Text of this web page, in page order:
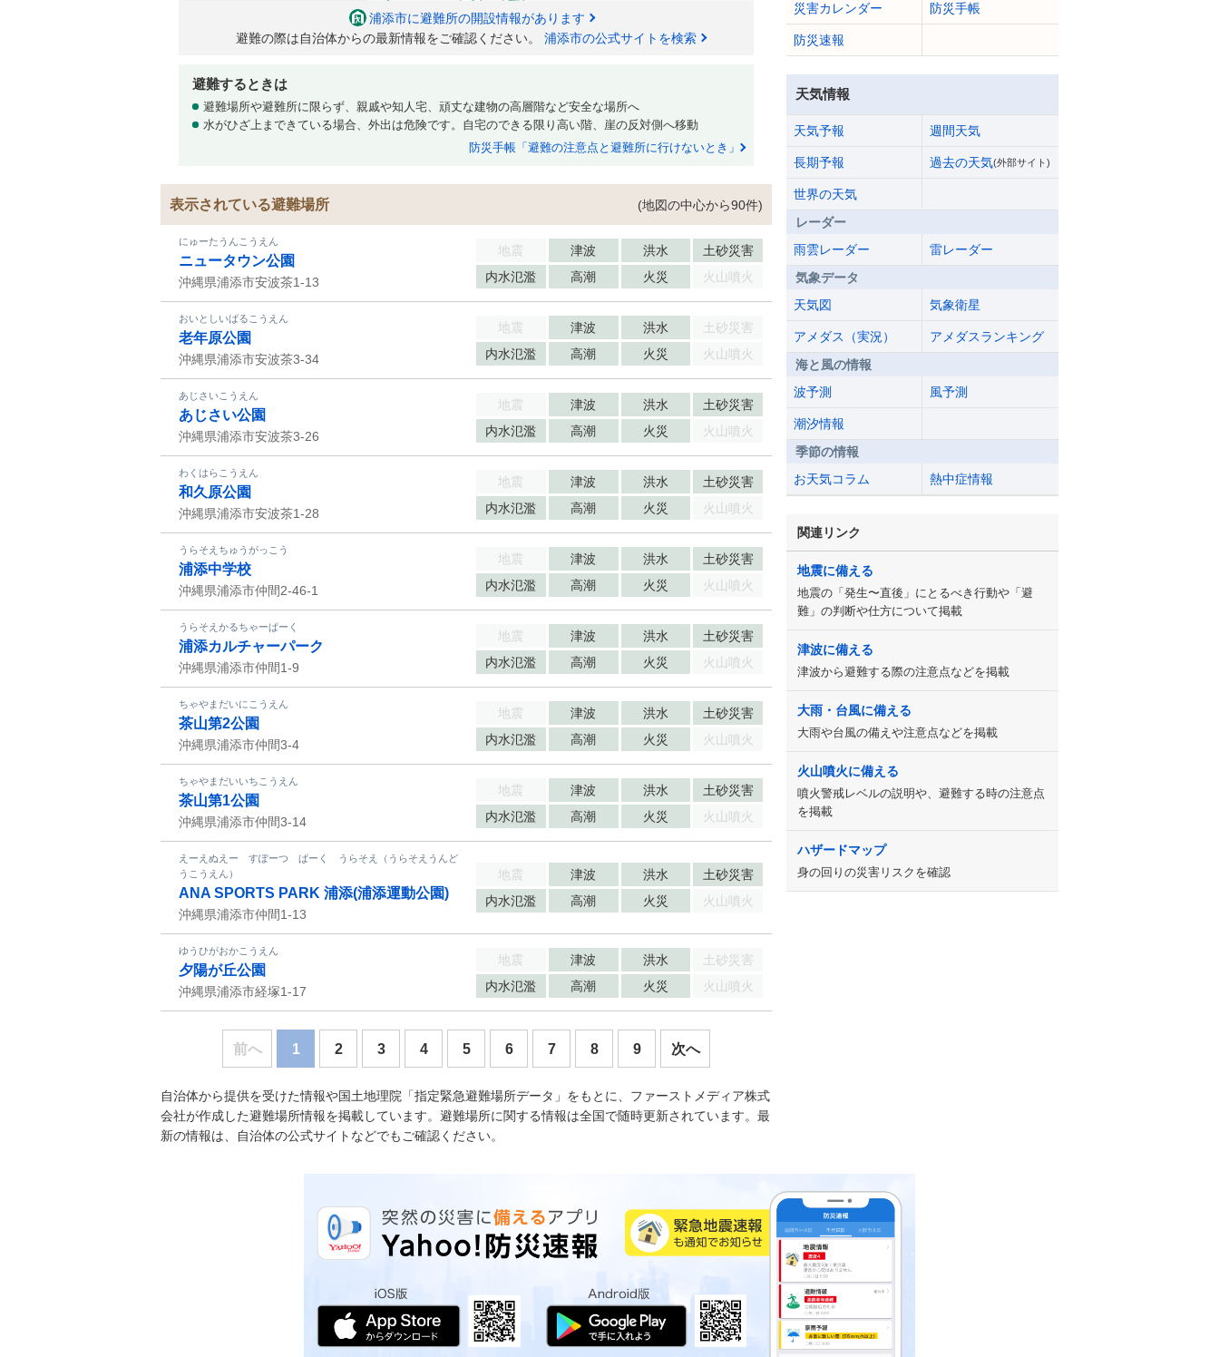
浦添市に避難所の開設情報があります
避難の際は自治体からの最新情報をご確認ください。 浦添市の公式サイトを検索
避難するときは
避難場所や避難所に限らず、親戚や知人宅、頑丈な建物の高層階など安全な場所へ
水がひざ上まできている場合、外出は危険です。自宅のできる限り高い階、崖の反対側へ移動
防災手帳「避難の注意点と避難所に行けないとき」
表示されている避難場所 (地図の中心から90件)
にゅーたうんこうえん
ニュータウン公園
沖縄県浦添市安波茶1-13
地震 津波 洪水
土砂災害
内水氾濫
高潮 火災 火山噴火
おいとしいばるこうえん
老年原公園
沖縄県浦添市安波茶3-34
地震 津波 洪水
土砂災害
内水氾濫
高潮 火災 火山噴火
あじさいこうえん
あじさい公園
沖縄県浦添市安波茶3-26
地震 津波 洪水
土砂災害
内水氾濫
高潮 火災 火山噴火
わくはらこうえん
和久原公園
沖縄県浦添市安波茶1-28
地震 津波 洪水
土砂災害
内水氾濫
高潮 火災 火山噴火
うらそえちゅうがっこう
浦添中学校
沖縄県浦添市仲間2-46-1
地震 津波 洪水
土砂災害
内水氾濫
高潮 火災 火山噴火
うらそえかるちゃーぱーく
浦添カルチャーパーク
沖縄県浦添市仲間1-9
地震 津波 洪水
土砂災害
内水氾濫
高潮 火災 火山噴火
ちゃやまだいにこうえん
茶山第2公園
沖縄県浦添市仲間3-4
地震 津波 洪水
土砂災害
内水氾濫
高潮 火災 火山噴火
ちゃやまだいいちこうえん
茶山第1公園
沖縄県浦添市仲間3-14
地震 津波 洪水
土砂災害
内水氾濫
高潮 火災 火山噴火
えーえぬえー すぽーつ ぱーく うらそえ（うらそえうんど
うこうえん）
ANA SPORTS PARK 浦添(浦添運動公園)
沖縄県浦添市仲間1-13
地震 津波 洪水
土砂災害
内水氾濫
高潮 火災 火山噴火
ゆうひがおかこうえん
夕陽が丘公園
沖縄県浦添市経塚1-17
地震 津波 洪水
土砂災害
内水氾濫
高潮 火災 火山噴火
前へ 1 2 3 4 5 6 7 8 9 次へ
自治体から提供を受けた情報や国土地理院「指定緊急避難場所データ」をもとに、ファーストメディア株式
会社が作成した避難場所情報を掲載しています。避難場所に関する情報は全国で随時更新されています。最
新の情報は、自治体の公式サイトなどでもご確認ください。
災害カレンダー
防災手帳
防災速報
天気情報
天気予報 週間天気
長期予報 過去の天気(外部サイト)
世界の天気
レーダー
雨雲レーダー
雷レーダー
気象データ
天気図
気象衛星
アメダス（実況）
アメダスランキング
海と風の情報
波予測
風予測
潮汐情報
季節の情報
お天気コラム
熱中症情報
関連リンク
地震に備える
地震の「発生〜直後」にとるべき行動や「避
難」の判断や仕方について掲載
津波に備える
津波から避難する際の注意点などを掲載
大雨・台風に備える
大雨や台風の備えや注意点などを掲載
火山噴火に備える
噴火警戒レベルの説明や、避難する時の注意点
を掲載
ハザードマップ
身の回りの災害リスクを確認